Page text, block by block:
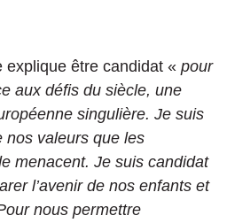
explique être candidat « pour
aux défis du siècle, une
singulière. Je suis
nos valeurs que les
menacent. Je suis candidat
l’avenir de nos enfants et
nous permettre